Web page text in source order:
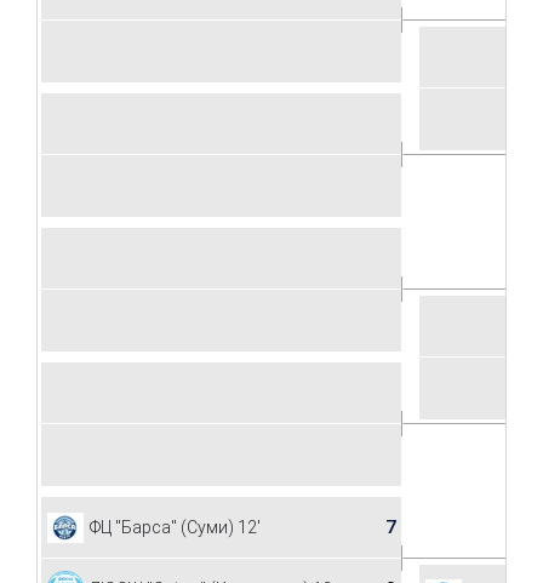
ФЦ "Барса" (Суми) 12' 7